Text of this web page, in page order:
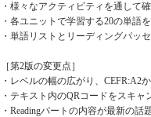
・様々なアクティビティを通して
・各ユニットで学習する20の単語
・単語リストとリーディングパッ
［第2版の変更点］
・レベルの幅の広がり、CEFR:A2
・テキスト内のQRコードをスキ
・Readingパートの内容が最新の話